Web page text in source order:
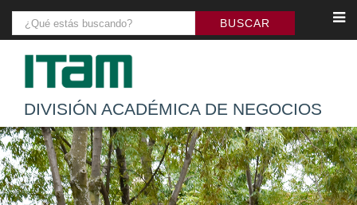
DIVISIÓN ACADÉMICA DE NEGOCIOS